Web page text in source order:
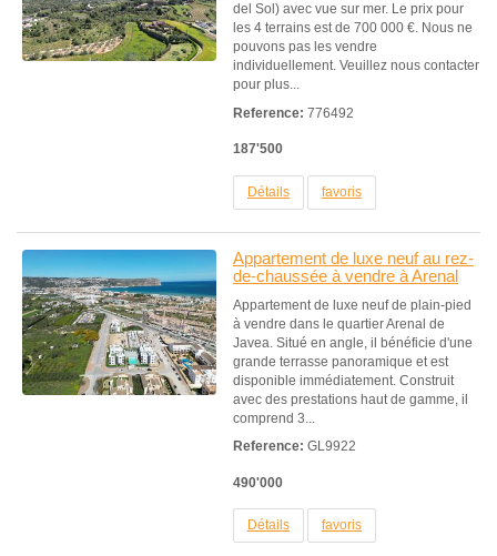
del Sol) avec vue sur mer. Le prix pour
les 4 terrains est de 700 000 €. Nous ne
pouvons pas les vendre
individuellement. Veuillez nous contacter
pour plus...
Reference: 776492
187'500
Détails favoris
Appartement de luxe neuf au rez-
de-chaussée à vendre à Arenal
Appartement de luxe neuf de plain-pied
à vendre dans le quartier Arenal de
Javea. Situé en angle, il bénéficie d'une
grande terrasse panoramique et est
disponible immédiatement. Construit
avec des prestations haut de gamme, il
comprend 3...
Reference: GL9922
490'000
Détails favoris